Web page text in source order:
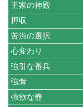
王家の神殿
押収
苦渋の選択
心変わり
強引な番兵
強奪
強欲な壺